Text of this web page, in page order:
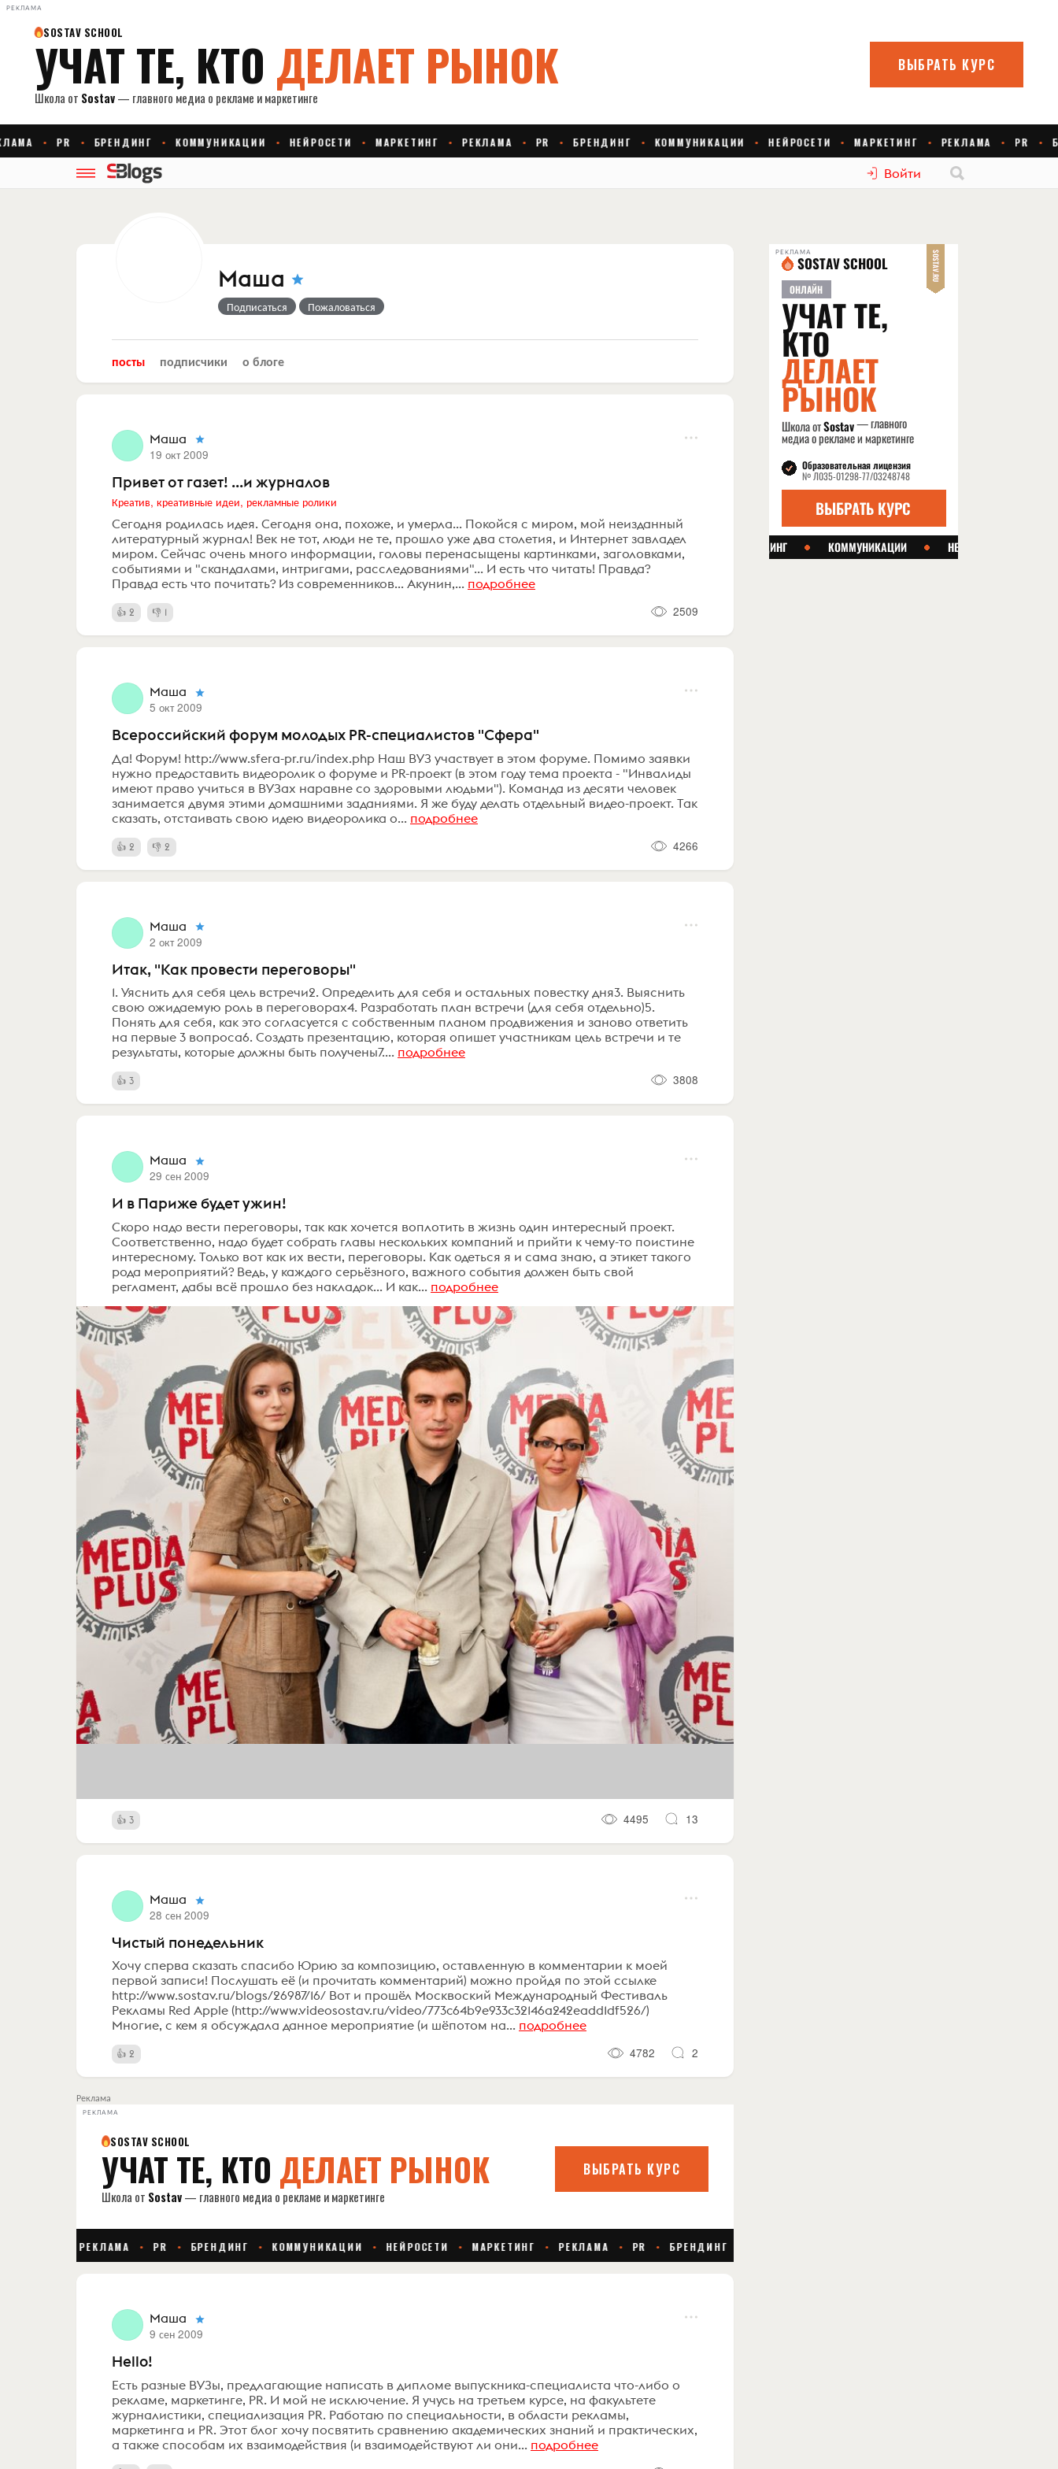
РЕКЛАМА
Войти
Маша
Подписаться Пожаловаться
посты подписчики о блоге
Маша
19 окт 2009
Привет от газет! ...и журналов
Креатив, креативные идеи, рекламные ролики
Сегодня родилась идея. Сегодня она, похоже, и умерла... Покойся с миром, мой неизданный
литературный журнал! Век не тот, люди не те, прошло уже два столетия, и Интернет завладел
миром. Сейчас очень много информации, головы перенасыщены картинками, заголовками,
событиями и "скандалами, интригами, расследованиями"... И есть что читать! Правда?
Правда есть что почитать? Из современников... Акунин,... подробнее
2 1 2509
Маша
5 окт 2009
Всероссийский форум молодых PR-специалистов "Сфера"
Да! Форум! http://www.sfera-pr.ru/index.php Наш ВУЗ участвует в этом форуме. Помимо заявки
нужно предоставить видеоролик о форуме и PR-проект (в этом году тема проекта - "Инвалиды
имеют право учиться в ВУЗах наравне со здоровыми людьми"). Команда из десяти человек
занимается двумя этими домашними заданиями. Я же буду делать отдельный видео-проект. Так
сказать, отстаивать свою идею видеоролика о... подробнее
2 2 4266
Маша
2 окт 2009
Итак, "Как провести переговоры"
1. Уяснить для себя цель встречи2. Определить для себя и остальных повестку дня3. Выяснить
свою ожидаемую роль в переговорах4. Разработать план встречи (для себя отдельно)5.
Понять для себя, как это согласуется с собственным планом продвижения и заново ответить
на первые 3 вопроса6. Создать презентацию, которая опишет участникам цель встречи и те
результаты, которые должны быть получены7.... подробнее
3 3808
Маша
29 сен 2009
И в Париже будет ужин!
Скоро надо вести переговоры, так как хочется воплотить в жизнь один интересный проект.
Соответственно, надо будет собрать главы нескольких компаний и прийти к чему-то поистине
интересному. Только вот как их вести, переговоры. Как одеться я и сама знаю, а этикет такого
рода мероприятий? Ведь, у каждого серьёзного, важного события должен быть свой
регламент, дабы всё прошло без накладок... И как... подробнее
3 4495 13
Маша
28 сен 2009
Чистый понедельник
Хочу сперва сказать спасибо Юрию за композицию, оставленную в комментарии к моей
первой записи! Послушать её (и прочитать комментарий) можно пройдя по этой ссылке
http://www.sostav.ru/blogs/26987/16/ Вот и прошёл Москвоский Международный Фестиваль
Рекламы Red Apple (http://www.videosostav.ru/video/773c64b9e933c32146a242eadd1df526/)
Многие, с кем я обсуждала данное мероприятие (и шёпотом на... подробнее
2 4782 2
Реклама
РЕКЛАМА
Маша
9 сен 2009
Hello!
Есть разные ВУЗы, предлагающие написать в дипломе выпускника-специалиста что-либо о
рекламе, маркетинге, PR. И мой не исключение. Я учусь на третьем курсе, на факультете
журналистики, специализация PR. Работаю по специальности, в области рекламы,
маркетинга и PR. Этот блог хочу посвятить сравнению академических знаний и практических,
а также способам их взаимодействия (и взаимодействуют ли они... подробнее
РЕКЛАМА